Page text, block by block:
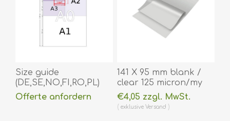
Size guide
(DE,SE,NO,FI,RO,PL)
Offerte anfordern
141 X 95 mm blank /
clear 125 micron/my
laminating pouch hot
lamination 100 pieces.
€4,05 zzgl. MwSt.
exklusive Versand